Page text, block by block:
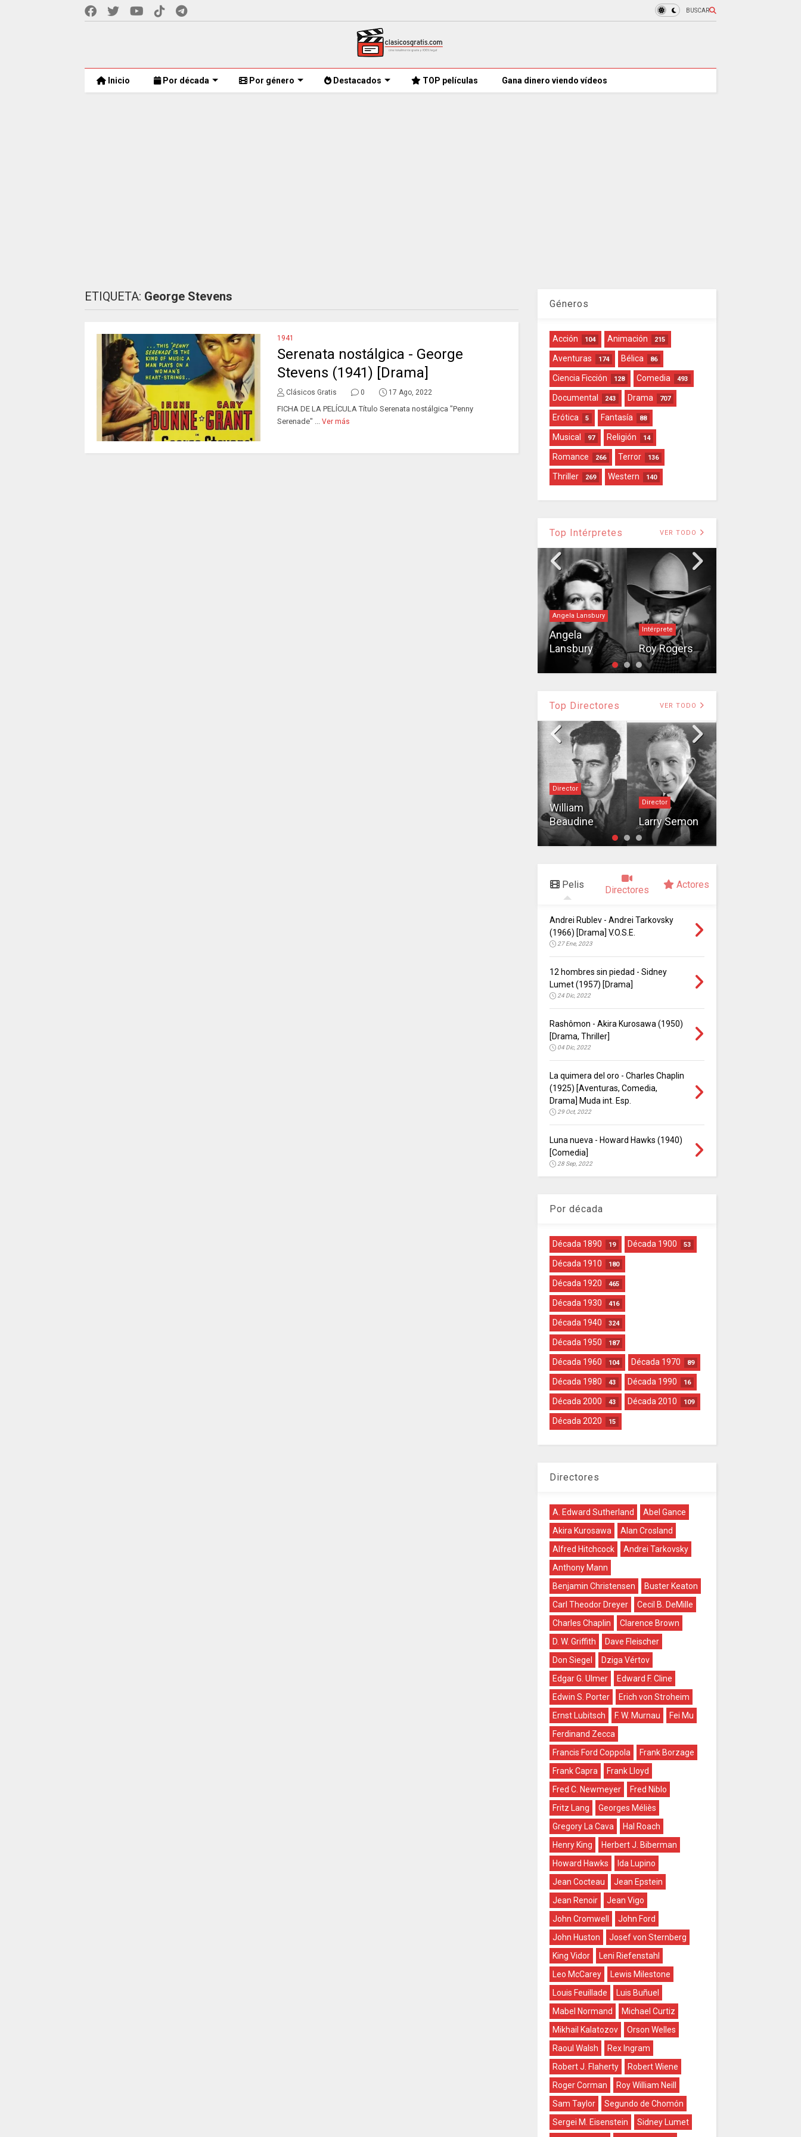
BUSCAR
Inicio Por década Por género Destacados TOP películas Gana dinero viendo vídeos
ETIQUETA: George Stevens
1941
Serenata nostálgica - George
Stevens (1941) [Drama]
Clásicos Gratis 0 17 Ago, 2022
FICHA DE LA PELÍCULA Título Serenata nostálgica "Penny
Serenade" ... Ver más
Géneros
Acción 104 Animación 215
Aventuras 174 Bélica 86
Ciencia Ficción 128 Comedia 493
Documental 243 Drama 707
Erótica 5 Fantasía 88
Musical 97 Religión 14
Romance 266 Terror 136
Thriller 269 Western 140
Top Intérpretes VER TODO
Angela Lansbury
Angela
Lansbury
Intérprete
Roy Rogers
Top Directores VER TODO
Director
William
Beaudine
Director
Larry Semon
Pelis Directores Actores
Andrei Rublev - Andrei Tarkovsky
(1966) [Drama] V.O.S.E.
27 Ene, 2023
12 hombres sin piedad - Sidney
Lumet (1957) [Drama]
24 Dic, 2022
Rashômon - Akira Kurosawa (1950)
[Drama, Thriller]
04 Dic, 2022
La quimera del oro - Charles Chaplin
(1925) [Aventuras, Comedia,
Drama] Muda int. Esp.
29 Oct, 2022
Luna nueva - Howard Hawks (1940)
[Comedia]
28 Sep, 2022
Por década
Década 1890 19 Década 1900 53
Década 1910 180
Década 1920 465
Década 1930 416
Década 1940 324
Década 1950 187
Década 1960 104 Década 1970 89
Década 1980 43 Década 1990 16
Década 2000 43 Década 2010 109
Década 2020 15
Directores
A. Edward Sutherland
Abel Gance
Akira Kurosawa
Alan Crosland
Alfred Hitchcock
Andrei Tarkovsky
Anthony Mann
Benjamin Christensen
Buster Keaton
Carl Theodor Dreyer
Cecil B. DeMille
Charles Chaplin
Clarence Brown
D. W. Griffith
Dave Fleischer
Don Siegel
Dziga Vértov
Edgar G. Ulmer
Edward F. Cline
Edwin S. Porter
Erich von Stroheim
Ernst Lubitsch
F. W. Murnau
Fei Mu
Ferdinand Zecca
Francis Ford Coppola
Frank Borzage
Frank Capra
Frank Lloyd
Fred C. Newmeyer
Fred Niblo
Fritz Lang
Georges Méliès
Gregory La Cava
Hal Roach
Henry King
Herbert J. Biberman
Howard Hawks
Ida Lupino
Jean Cocteau
Jean Epstein
Jean Renoir
Jean Vigo
John Cromwell
John Ford
John Huston
Josef von Sternberg
King Vidor
Leni Riefenstahl
Leo McCarey
Lewis Milestone
Louis Feuillade
Luis Buñuel
Mabel Normand
Michael Curtiz
Mikhail Kalatozov
Orson Welles
Raoul Walsh
Rex Ingram
Robert J. Flaherty
Robert Wiene
Roger Corman
Roy William Neill
Sam Taylor
Segundo de Chomón
Sergei M. Eisenstein
Sidney Lumet